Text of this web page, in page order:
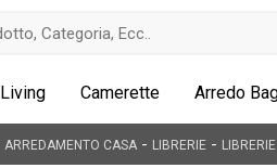
Living Camerette Arredo
ARREDAMENTO CASA - LIBRERIE -